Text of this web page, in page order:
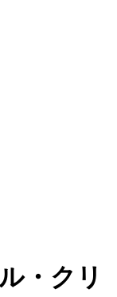
・クリ